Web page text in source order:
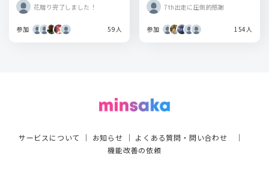
花贈り完了しました！
参加 59人
7th出走に圧倒的感謝
参加 154人
サービスについて ｜ お知らせ ｜ よくある質問・問い合わせ ｜
機能改善の依頼